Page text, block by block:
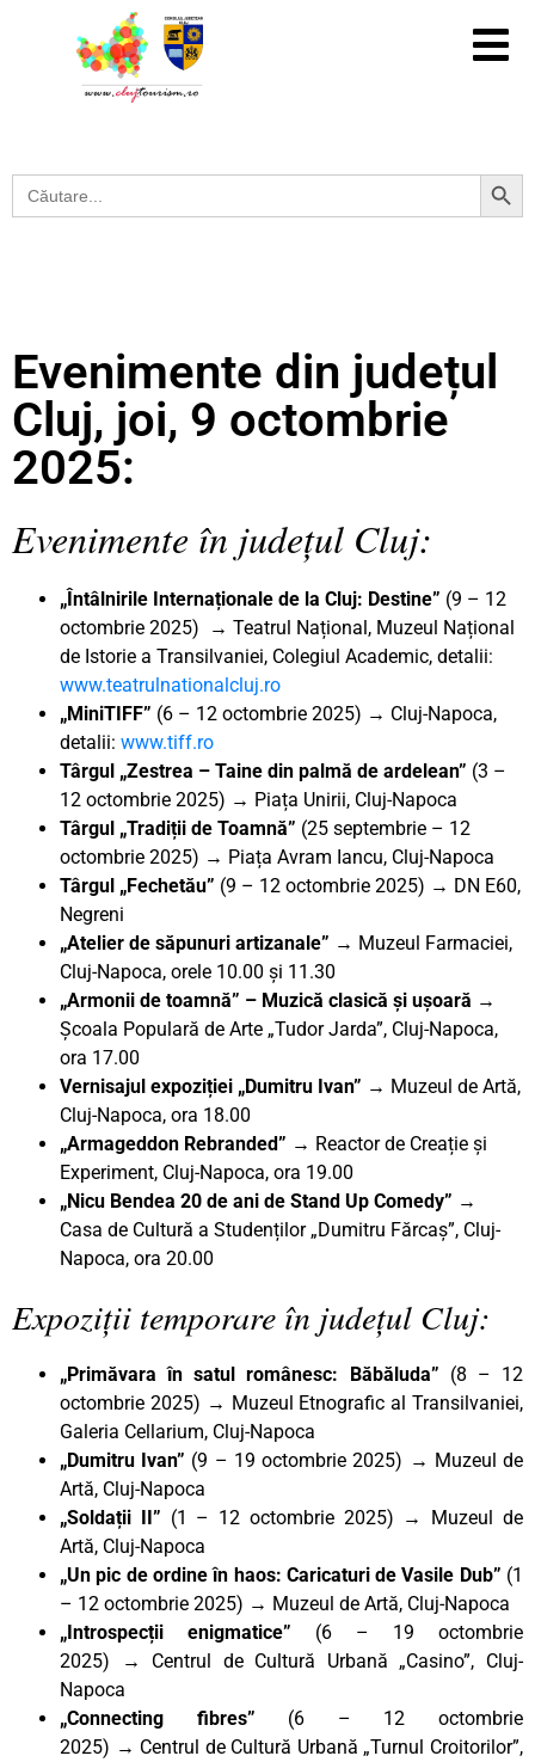
Search
for:
Search Button
Evenimente din județul
Cluj, joi, 9 octombrie
2025:
Evenimente în județul Cluj:
„Întâlnirile Internaționale de la Cluj: Destine” (9 – 12
octombrie 2025) → Teatrul Național, Muzeul Național
de Istorie a Transilvaniei, Colegiul Academic, detalii:
www.teatrulnationalcluj.ro
„MiniTIFF” (6 – 12 octombrie 2025) → Cluj-Napoca,
detalii: www.tiff.ro
Târgul „Zestrea – Taine din palmă de ardelean” (3 –
12 octombrie 2025) → Piața Unirii, Cluj-Napoca
Târgul „Tradiții de Toamnă” (25 septembrie – 12
octombrie 2025) → Piața Avram Iancu, Cluj-Napoca
Târgul „Fechetău” (9 – 12 octombrie 2025) → DN E60,
Negreni
„Atelier de săpunuri artizanale” → Muzeul Farmaciei,
Cluj-Napoca, orele 10.00 și 11.30
„Armonii de toamnă” – Muzică clasică și ușoară →
Școala Populară de Arte „Tudor Jarda”, Cluj-Napoca,
ora 17.00
Vernisajul expoziției „Dumitru Ivan” → Muzeul de Artă,
Cluj-Napoca, ora 18.00
„Armageddon Rebranded” → Reactor de Creație și
Experiment, Cluj-Napoca, ora 19.00
„Nicu Bendea 20 de ani de Stand Up Comedy” →
Casa de Cultură a Studenților „Dumitru Fărcaș”, Cluj-
Napoca, ora 20.00
Expoziții temporare în județul Cluj:
„Primăvara în satul românesc: Băbăluda” (8 – 12
octombrie 2025) → Muzeul Etnografic al Transilvaniei,
Galeria Cellarium, Cluj-Napoca
„Dumitru Ivan” (9 – 19 octombrie 2025) → Muzeul de
Artă, Cluj-Napoca
„Soldații II” (1 – 12 octombrie 2025) → Muzeul de
Artă, Cluj-Napoca
„Un pic de ordine în haos: Caricaturi de Vasile Dub” (1
– 12 octombrie 2025) → Muzeul de Artă, Cluj-Napoca
„Introspecții enigmatice” (6 – 19 octombrie
2025)
→ Centrul de Cultură Urbană „Casino”, Cluj-
Napoca
„Connecting fibres” (6 – 12 octombrie
2025) → Centrul de Cultură Urbană „Turnul Croitorilor”,